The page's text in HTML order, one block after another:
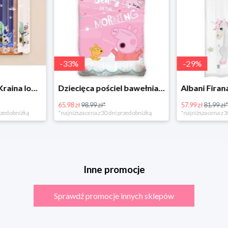
obniżką
-33%
65.98 zł98.99 zł*
*najniższa cena z 30 dni przed obniżką
-29%
57.99 zł81.99 zł*
*najniższa cena z
Inne promocje
Sprawdź promocje innych sklepów